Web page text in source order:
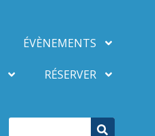
ÉVÈNEMENTS
RÉSERVER